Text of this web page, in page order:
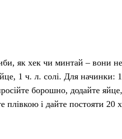
як хек чи минтай – вони
1 ч. л. солі. Для начинки:
борошно, додайте
і дайте постояти 20